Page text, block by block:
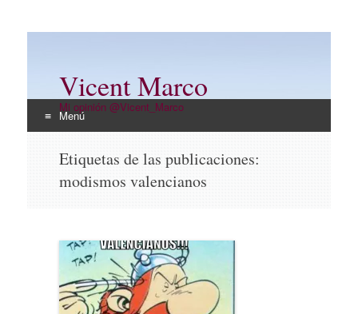
Vicent Marco
Mi opinión @Vicent_Marco
Menú
contenido
Etiquetas de las publicaciones:
modismos valencianos